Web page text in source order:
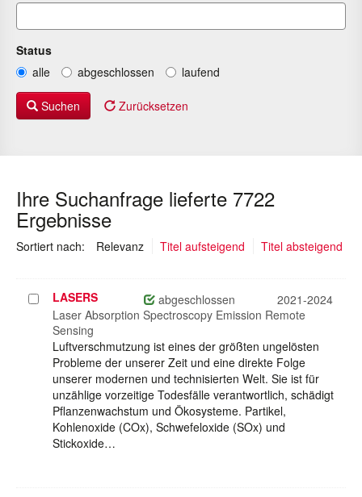
Status
alle
abgeschlossen laufend
Suchen Zurücksetzen
Ihre Suchanfrage lieferte 7722
Ergebnisse
Sortiert nach: Relevanz(ausgewählt)
Titel aufsteigend Titel absteigend
Projekt
auswählen
LASERS abgeschlossen
2021-2024
Laser Absorption Spectroscopy Emission Remote
Sensing
Luftverschmutzung ist eines der größten ungelösten
Probleme der unserer Zeit und eine direkte Folge
unserer modernen und technisierten Welt. Sie ist für
unzählige vorzeitige Todesfälle verantwortlich, schädigt
Pflanzenwachstum und Ökosysteme. Partikel,
Kohlenoxide (COx), Schwefeloxide (SOx) und
Stickoxide…